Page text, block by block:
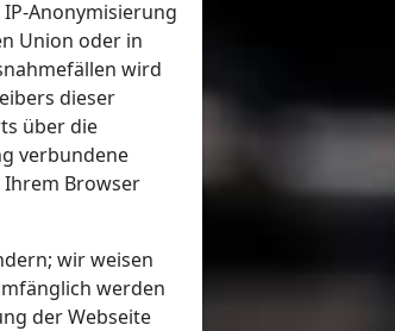
Anonymisierung
Union oder in
wird
dieser
über die
verbundene
Ihrem Browser
wir weisen
werden
der Webseite